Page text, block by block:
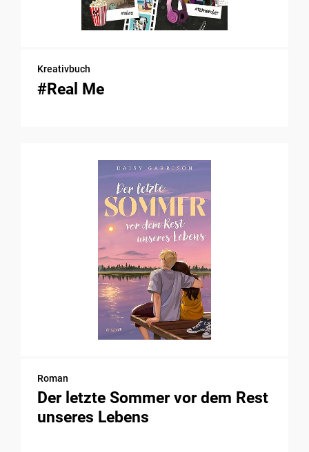
Kreativbuch
#Real Me
Roman
Der letzte Sommer vor dem Rest
unseres Lebens